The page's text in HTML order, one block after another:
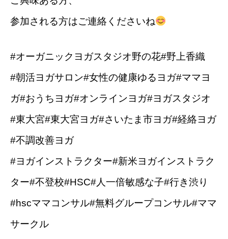
参加される方はご連絡くださいね
#オーガニックヨガスタジオ野の花#野上香織
#朝活ヨガサロン#女性の健康ゆるヨガ#ママヨ
ガ#おうちヨガ#オンラインヨガ#ヨガスタジオ
#東大宮#東大宮ヨガ#さいたま市ヨガ#経絡ヨガ
#不調改善ヨガ
#ヨガインストラクター#新米ヨガインストラク
ター#不登校#HSC#人一倍敏感な子#行き渋り
#hscママコンサル#無料グループコンサル#ママ
サークル